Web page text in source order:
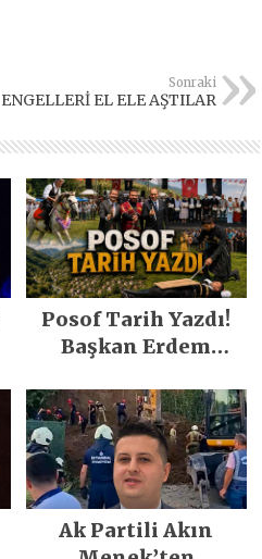
Sonraki
ENGELLERİ EL ELE AŞTILAR
Posof Tarih Yazdı!
Başkan Erdem
Emeğiyle Son
Yılların En Büyük
Festivali
Gerçekleşti
Ak Partili Akın